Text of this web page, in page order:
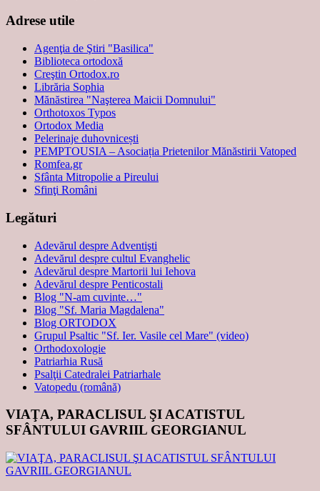
Adrese utile
Agenţia de Ştiri "Basilica"
Biblioteca ortodoxă
Creştin Ortodox.ro
Librăria Sophia
Mănăstirea "Naşterea Maicii Domnului"
Orthotoxos Typos
Ortodox Media
Pelerinaje duhovnicești
PEMPTOUSIA – Asociația Prietenilor Mănăstirii Vatoped
Romfea.gr
Sfânta Mitropolie a Pireului
Sfinţi Români
Legături
Adevărul despre Adventişti
Adevărul despre cultul Evanghelic
Adevărul despre Martorii lui Iehova
Adevărul despre Penticostali
Blog "N-am cuvinte…"
Blog "Sf. Maria Magdalena"
Blog ORTODOX
Grupul Psaltic "Sf. Ier. Vasile cel Mare" (video)
Orthodoxologie
Patriarhia Rusă
Psalţii Catedralei Patriarhale
Vatopedu (română)
VIAŢA, PARACLISUL ŞI ACATISTUL
SFÂNTULUI GAVRIIL GEORGIANUL